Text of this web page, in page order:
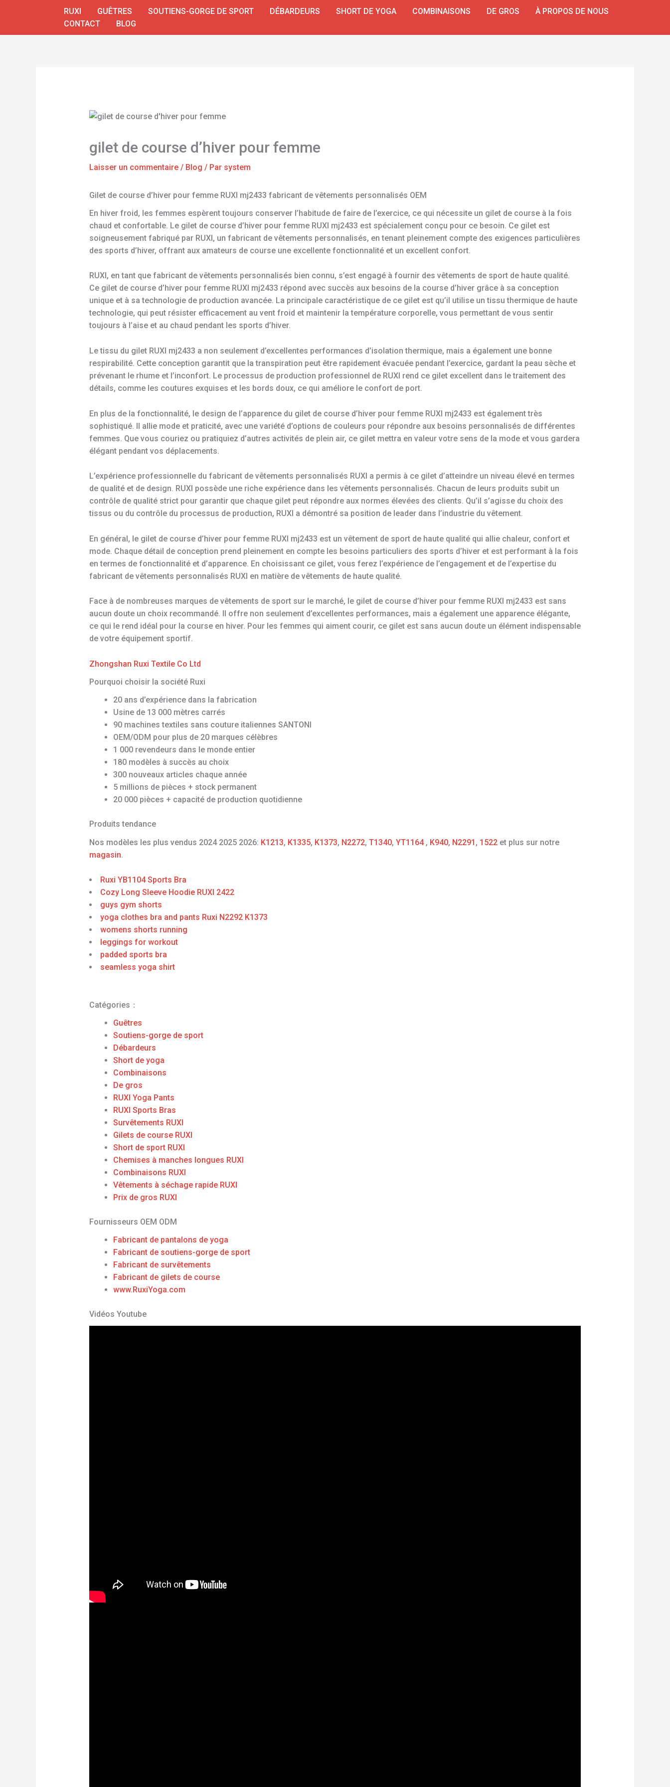
RUXI GUÊTRES SOUTIENS-GORGE DE SPORT DÉBARDEURS SHORT DE YOGA COMBINAISONS DE GROS
À PROPOS DE NOUS
CONTACT
BLOG
gilet de course d’hiver pour femme
Laisser un commentaire / Blog / Par system
Gilet de course d’hiver pour femme RUXI mj2433 fabricant de vêtements personnalisés OEM
En hiver froid, les femmes espèrent toujours conserver l’habitude de faire de l’exercice, ce qui nécessite un gilet de course à la fois
chaud et confortable. Le gilet de course d’hiver pour femme RUXI mj2433 est spécialement conçu pour ce besoin. Ce gilet est
soigneusement fabriqué par RUXI, un fabricant de vêtements personnalisés, en tenant pleinement compte des exigences particulières
des sports d’hiver, offrant aux amateurs de course une excellente fonctionnalité et un excellent confort.
RUXI, en tant que fabricant de vêtements personnalisés bien connu, s’est engagé à fournir des vêtements de sport de haute qualité.
Ce gilet de course d’hiver pour femme RUXI mj2433 répond avec succès aux besoins de la course d’hiver grâce à sa conception
unique et à sa technologie de production avancée. La principale caractéristique de ce gilet est qu’il utilise un tissu thermique de haute
technologie, qui peut résister efficacement au vent froid et maintenir la température corporelle, vous permettant de vous sentir
toujours à l’aise et au chaud pendant les sports d’hiver.
Le tissu du gilet RUXI mj2433 a non seulement d’excellentes performances d’isolation thermique, mais a également une bonne
respirabilité. Cette conception garantit que la transpiration peut être rapidement évacuée pendant l’exercice, gardant la peau sèche et
prévenant le rhume et l’inconfort. Le processus de production professionnel de RUXI rend ce gilet excellent dans le traitement des
détails, comme les coutures exquises et les bords doux, ce qui améliore le confort de port.
En plus de la fonctionnalité, le design de l’apparence du gilet de course d’hiver pour femme RUXI mj2433 est également très
sophistiqué. Il allie mode et praticité, avec une variété d’options de couleurs pour répondre aux besoins personnalisés de différentes
femmes. Que vous couriez ou pratiquiez d’autres activités de plein air, ce gilet mettra en valeur votre sens de la mode et vous gardera
élégant pendant vos déplacements.
L’expérience professionnelle du fabricant de vêtements personnalisés RUXI a permis à ce gilet d’atteindre un niveau élevé en termes
de qualité et de design. RUXI possède une riche expérience dans les vêtements personnalisés. Chacun de leurs produits subit un
contrôle de qualité strict pour garantir que chaque gilet peut répondre aux normes élevées des clients. Qu’il s’agisse du choix des
tissus ou du contrôle du processus de production, RUXI a démontré sa position de leader dans l’industrie du vêtement.
En général, le gilet de course d’hiver pour femme RUXI mj2433 est un vêtement de sport de haute qualité qui allie chaleur, confort et
mode. Chaque détail de conception prend pleinement en compte les besoins particuliers des sports d’hiver et est performant à la fois
en termes de fonctionnalité et d’apparence. En choisissant ce gilet, vous ferez l’expérience de l’engagement et de l’expertise du
fabricant de vêtements personnalisés RUXI en matière de vêtements de haute qualité.
Face à de nombreuses marques de vêtements de sport sur le marché, le gilet de course d’hiver pour femme RUXI mj2433 est sans
aucun doute un choix recommandé. Il offre non seulement d’excellentes performances, mais a également une apparence élégante,
ce qui le rend idéal pour la course en hiver. Pour les femmes qui aiment courir, ce gilet est sans aucun doute un élément indispensable
de votre équipement sportif.
Zhongshan Ruxi Textile Co Ltd
Pourquoi choisir la société Ruxi
20 ans d’expérience dans la fabrication
Usine de 13 000 mètres carrés
90 machines textiles sans couture italiennes SANTONI
OEM/ODM pour plus de 20 marques célèbres
1 000 revendeurs dans le monde entier
180 modèles à succès au choix
300 nouveaux articles chaque année
5 millions de pièces + stock permanent
20 000 pièces + capacité de production quotidienne
Produits tendance
Nos modèles les plus vendus 2024 2025 2026: K1213, K1335, K1373, N2272, T1340, YT1164, K940, N2291 , 1522 et plus sur notre
magasin.
Ruxi YB1104 Sports Bra
Cozy Long Sleeve Hoodie RUXI 2422
guys gym shorts
yoga clothes bra and pants Ruxi N2292 K1373
womens shorts running
leggings for workout
padded sports bra
seamless yoga shirt
Catégories：
Guêtres
Soutiens-gorge de sport
Débardeurs
Short de yoga
Combinaisons
De gros
RUXI Yoga Pants
RUXI Sports Bras
Survêtements RUXI
Gilets de course RUXI
Short de sport RUXI
Chemises à manches longues RUXI
Combinaisons RUXI
Vêtements à séchage rapide RUXI
Prix ​​de gros RUXI
Fournisseurs OEM ODM
Fabricant de pantalons de yoga
Fabricant de soutiens-gorge de sport
Fabricant de survêtements
Fabricant de gilets de course
www.RuxiYoga.com
Vidéos Youtube